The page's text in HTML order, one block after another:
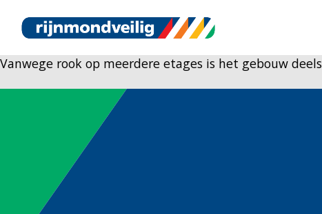
Vanwege rook op meerdere etages is het gebouw deels